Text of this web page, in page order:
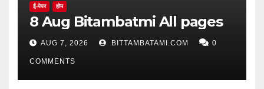
ई-पेपर होम
8 Aug Bitambatmi All pages
AUG 7, 2026 BITTAMBATAMI.COM 0
COMMENTS